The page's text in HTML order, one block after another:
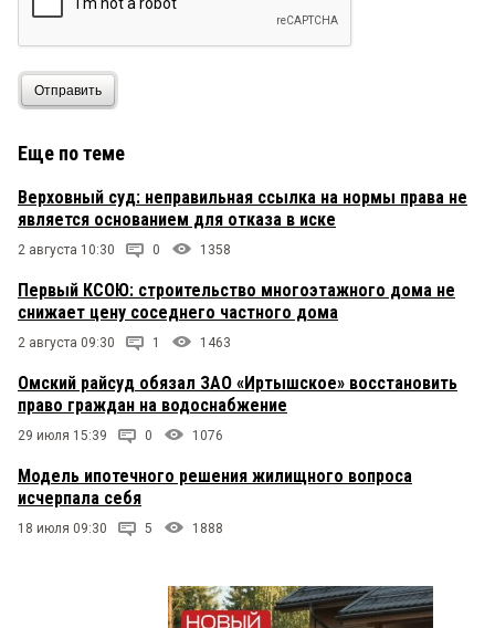
Отправить
Еще по теме
Верховный суд: неправильная ссылка на нормы права не
является основанием для отказа в иске
2 августа 10:30 0 1358
Первый КСОЮ: строительство многоэтажного дома не
снижает цену соседнего частного дома
2 августа 09:30 1 1463
Омский райсуд обязал ЗАО «Иртышское» восстановить
право граждан на водоснабжение
29 июля 15:39 0 1076
Модель ипотечного решения жилищного вопроса
исчерпала себя
18 июля 09:30 5 1888